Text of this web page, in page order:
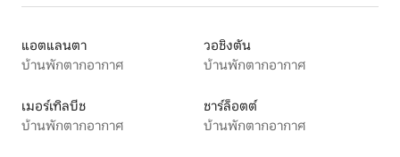
แอตแลนตา
บ้านพักตากอากาศ
วอชิงตัน
บ้านพักตากอากาศ
เมอร์เทิลบีช
บ้านพักตากอากาศ
ชาร์ล็อตต์
บ้านพักตากอากาศ